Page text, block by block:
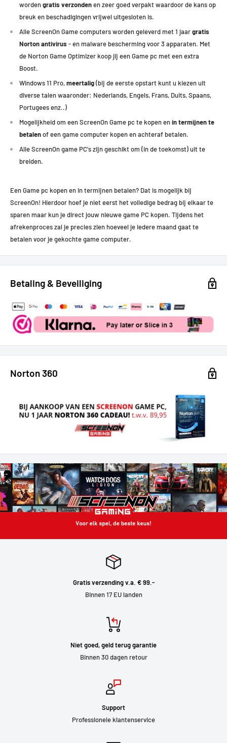
wordengratis verzondenen zeer goed verpakt waardoor de kans op
breuk en beschadigingen vrijwel uitgesloten is.
Alle ScreenOn Game computers worden geleverd met 1 jaargratis
Norton antivirus - en malware bescherming voor 3 apparaten. Met
de Norton Game Optimizer koop jij een Game pc met een extra
Boost.
Windows 11 Pro,meertalig(bij de eerste opstart kunt u kiezen uit
diverse talen waaronder: Nederlands, Engels, Frans, Duits, Spaans,
Portugees enz..)
Mogelijkheid om een ScreenOn Game pc te kopen enin termijnen te
betalenof een game computer kopen en achteraf betalen.
Alle ScreenOn game PC's zijn geschikt om (in de toekomst) uit te
breiden.
Een Game pc kopen en in termijnen betalen? Dat is mogelijk bij
ScreenOn! Hierdoor hoef je niet eerst het volledige bedrag bij elkaar te
sparen maar kun je direct jouw nieuwe game PC kopen. Tijdens het
afrekenproces zal je precies zien hoeveel je iedere maand gaat te
betalen voor je gekochte game computer.
Betaling & Beveiliging
Norton 360
Gratis verzending v.a. € 99.-
Binnen 17 EU landen
Niet goed, geld terug garantie
Binnen 30 dagen retour
Support
Professionele klantenservice